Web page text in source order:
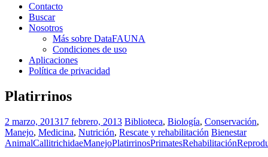
Contacto
Buscar
Nosotros
Más sobre DataFAUNA
Condiciones de uso
Aplicaciones
Política de privacidad
Platirrinos
2 marzo, 201317 febrero, 2013 Biblioteca, Biología, Conservación,
Manejo, Medicina, Nutrición, Rescate y rehabilitación Bienestar
AnimalCallitrichidaeManejoPlatirrinosPrimatesRehabilitación